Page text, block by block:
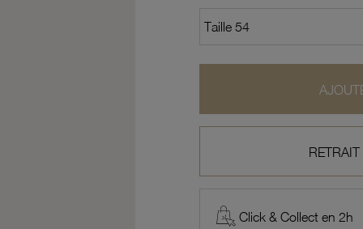
Click & Collect en 2h